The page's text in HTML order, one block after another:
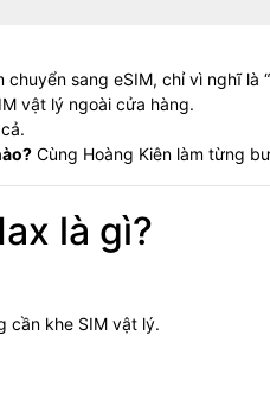
sang eSIM, chỉ vì nghĩ là
vật lý ngoài cửa hàng.
Cùng Hoàng Kiên làm từng
là gì?
cần khe SIM vật lý.